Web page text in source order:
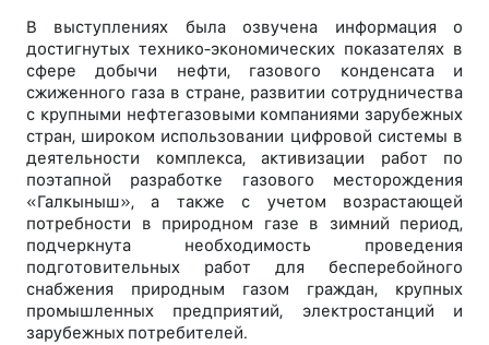
В выступлениях была озвучена информация о
достигнутых технико-экономических показателях в
сфере добычи нефти, газового конденсата и
сжиженного газа в стране, развитии сотрудничества
с крупными нефтегазовыми компаниями зарубежных
стран, широком использовании цифровой системы в
деятельности комплекса, активизации работ по
поэтапной разработке газового месторождения
«Галкыныш», а также с учетом возрастающей
потребности в природном газе в зимний период,
подчеркнута необходимость проведения
подготовительных работ для бесперебойного
снабжения природным газом граждан, крупных
промышленных предприятий, электростанций и
зарубежных потребителей.